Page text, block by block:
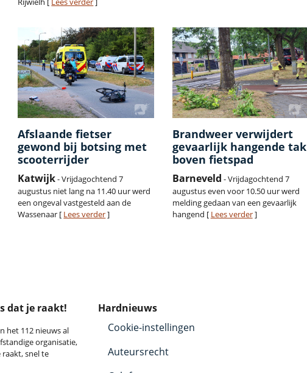
Afslaande fietser
gewond bij botsing met
scooterrijder
Katwijk- Vrijdagochtend 7
augustus niet lang na 11.40 uur werd
een ongeval vastgesteld aan de
Wassenaar [ Lees verder]
Brandweer verwijdert
gevaarlijk hangende tak
boven fietspad
Barneveld - Vrijdagochtend 7
augustus even voor 10.50 uur werd
melding gedaan van een gevaarlijk
hangend [ Lees verder]
dat je raakt!
het 112 nieuws al
organisatie,
snel te
Hardnieuws
Cookie-instellingen
Auteursrecht